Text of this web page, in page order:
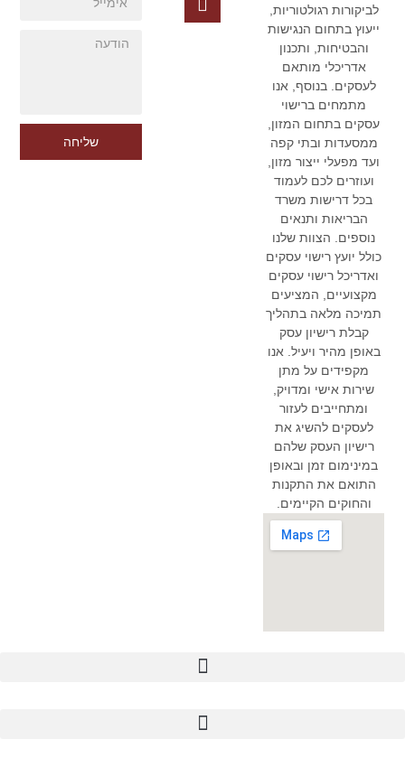
לביקורות רגולטוריות,
ייעוץ בתחום הנגישות
והבטיחות, ותכנון
אדריכלי מותאם
לעסקים. בנוסף, אנו
מתמחים ברישוי
עסקים בתחום המזון,
ממסעדות ובתי קפה
ועד מפעלי ייצור מזון,
ועוזרים לכם לעמוד
בכל דרישות משרד
הבריאות ותנאים
נוספים. הצוות שלנו
כולל יועץ רישוי עסקים
ואדריכל רישוי עסקים
מקצועיים, המציעים
תמיכה מלאה בתהליך
קבלת רישיון עסק
באופן מהיר ויעיל. אנו
מקפידים על מתן
שירות אישי ומדויק,
ומתחייבים לעזור
לעסקים להשיג את
רישיון העסק שלהם
במינימום זמן ובאופן
התואם את התקנות
והחוקים הקיימים.
שליחה